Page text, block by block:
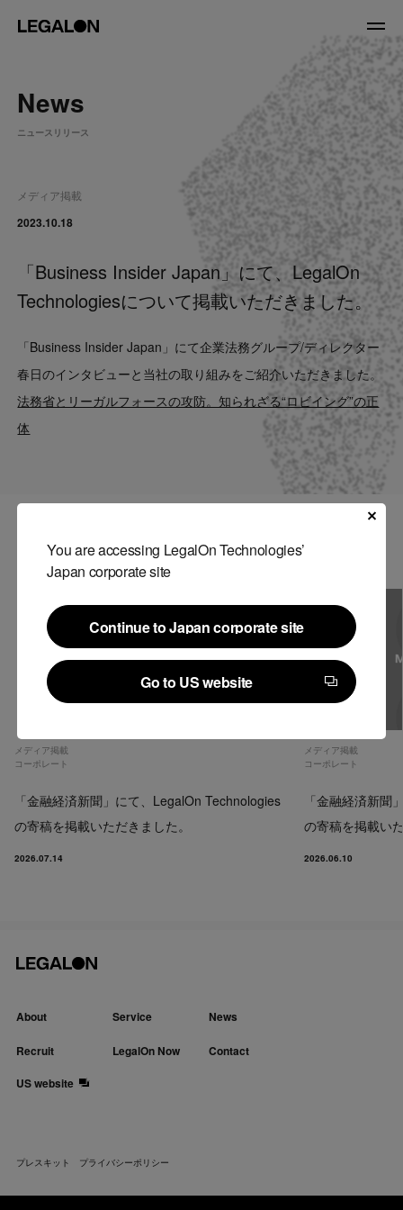
About
会社情報 役員紹介
Service
News
LegalOn Now
Contact
You are accessing LegalOn Technologies’
Japan corporate site
Continue to Japan corporate site
Continue to Japan corporate site
Go to US website
Go to US website
News
ニュースリリース
メディア掲載
2023.10.18
「Business Insider Japan」にて、LegalOn
Technologiesについて掲載いただきました。
「Business Insider Japan」にて企業法務グループ/ディレクター
春日のインタビューと当社の取り組みをご紹介いただきました。
法務省とリーガルフォースの攻防。知られざる“ロビイング”の正
体
関連記事
メディア掲載
コーポレート
「金融経済新聞」にて、LegalOn Technologies
の寄稿を掲載いただきました。
2026.07.14
メディア掲載
コーポレート
「金融経済新聞
の寄稿を掲載い
2026.06.10
About Service News
Recruit LegalOn Now
Contact
US website
プレスキット プライバシーポリシー